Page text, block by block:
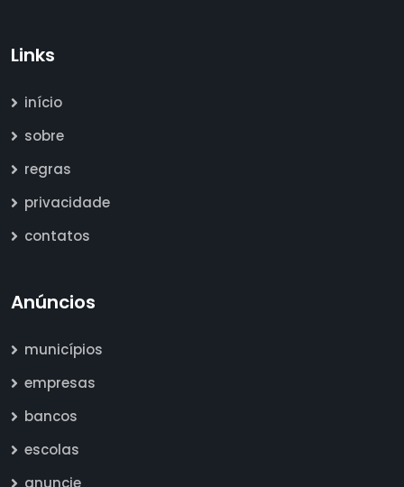
Links
início
sobre
regras
privacidade
contatos
Anúncios
municípios
empresas
bancos
escolas
anuncie